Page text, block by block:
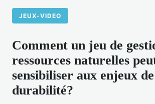
JEUX-VIDEO
Comment un jeu de
ressources naturelles
sensibiliser aux enjeux
durabilité?